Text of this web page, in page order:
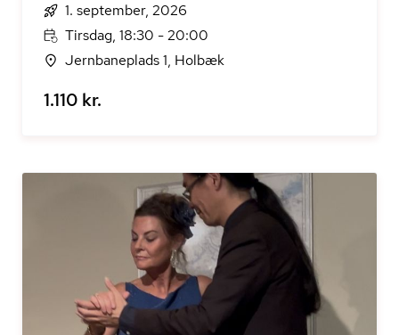
1. september, 2026
Tirsdag, 18:30 - 20:00
Jernbaneplads 1, Holbæk
1.110 kr.